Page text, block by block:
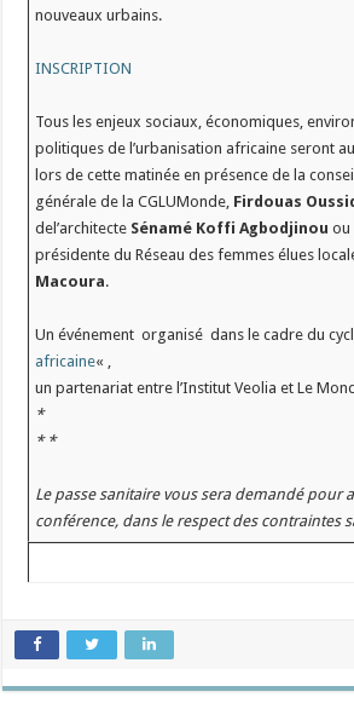
nouveaux urbains.
INSCRIPTION
Tous les enjeux sociaux, économiques,
politiques de l’urbanisation africaine seront
lors de cette matinée en présence de la
générale de la CGLUMonde, Firdouas
del’architecte Sénamé Koffi Agbodjinou ou
présidente du Réseau des femmes élues
Macoura.
Un événement organisé dans le cadre du
africaine« ,
un partenariat entre l’Institut Veolia et Le
*
* *
Le passe sanitaire vous sera demandé pour
conférence, dans le respect des contraintes